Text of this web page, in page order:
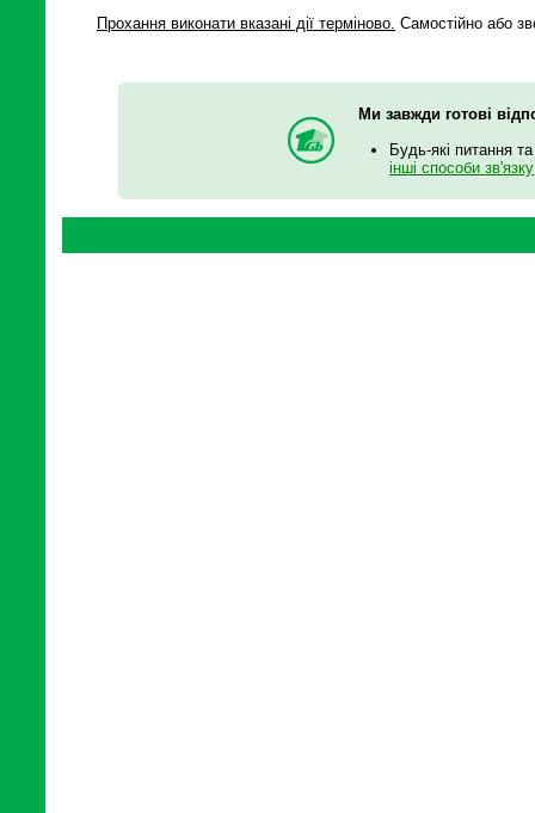
Прохання виконати вказані дії терміново. Самостійно або
Ми завжди готові
Будь-які питання
інші способи зв'язку